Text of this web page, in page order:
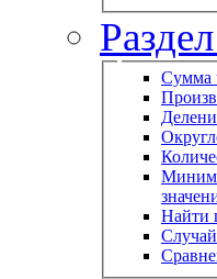
Сумма
Найти